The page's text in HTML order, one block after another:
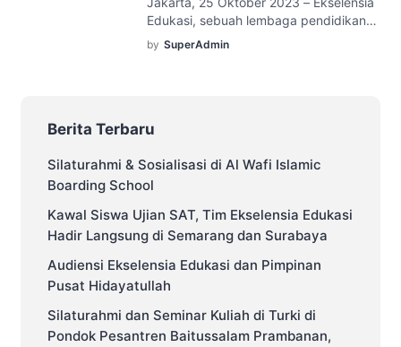
kesesuaian dan motivasi pelamar.
Dengan kata lain “SEBERAPA NIATMU
DALAM MENDAPATKAN BEASISWA […]
Edukasi, sebuah lembaga pendidikan
yang berfokus pada program kuliah di
Turki, melepas puluhan mahasiswanya
Tangerang, Banten. Dalam acara
dari Ekselensia Edukasi, para orang tua
mahasiswa, dan juga para mahasiswa
by SuperAdmin
Berita Terbaru
Silaturahmi & Sosialisasi di Al Wafi Islamic
Boarding School
Kawal Siswa Ujian SAT, Tim Ekselensia Edukasi
Hadir Langsung di Semarang dan Surabaya
Audiensi Ekselensia Edukasi dan Pimpinan
Pusat Hidayatullah
Silaturahmi dan Seminar Kuliah di Turki di
Pondok Pesantren Baitussalam Prambanan,